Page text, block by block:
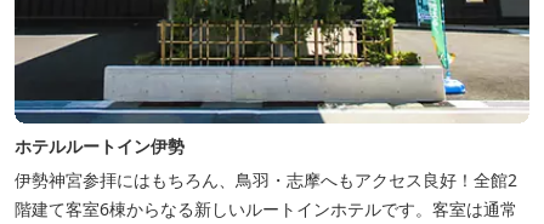
ホテルルートイン伊勢
伊勢神宮参拝にはもちろん、鳥羽・志摩へもアクセス良好！全館2
階建て客室6棟からなる新しいルートインホテルです。客室は通常